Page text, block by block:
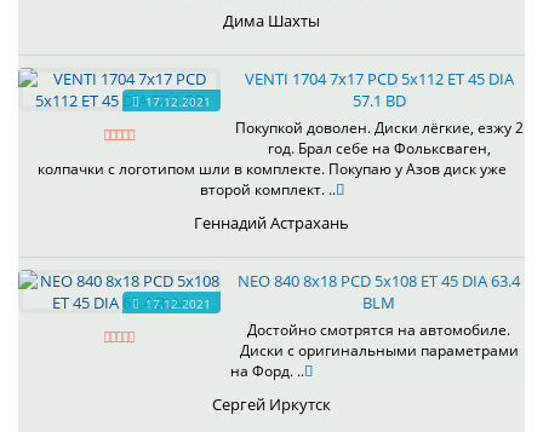
Дима Шахты
17.12.2021
VENTI 1704 7x17 PCD 5x112 ET 45 DIA
57.1 BD
Покупкой доволен. Диски лёгкие, езжу 2
год. Брал себе на Фольксваген,
колпачки с логотипом шли в комплекте. Покупаю у Азов диск уже
второй комплект. ..
Геннадий Астрахань
17.12.2021
NEO 840 8x18 PCD 5x108 ET 45 DIA 63.4
BLM
Достойно смотрятся на автомобиле.
Диски с оригинальными параметрами
на Форд. ..
Сергей Иркутск